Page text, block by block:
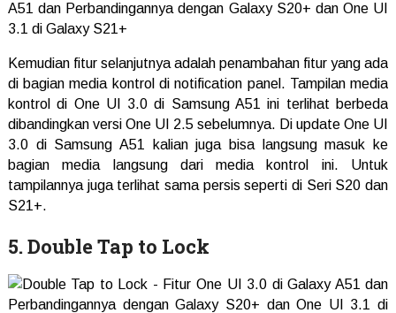
Kemudian fitur selanjutnya adalah penambahan fitur yang ada
di bagian media kontrol di notification panel. Tampilan media
kontrol di One UI 3.0 di Samsung A51 ini terlihat berbeda
dibandingkan versi One UI 2.5 sebelumnya. Di update One UI
3.0 di Samsung A51 kalian juga bisa langsung masuk ke
bagian media langsung dari media kontrol ini. Untuk
tampilannya juga terlihat sama persis seperti di Seri S20 dan
S21+.
5. Double Tap to Lock